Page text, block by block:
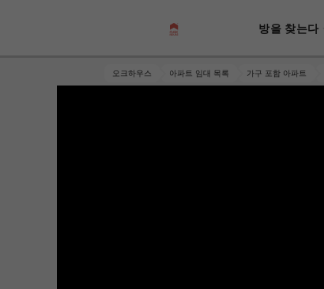
방을 찾는다
오크하우스 아파트 임대 목록 가구 포함 아파트